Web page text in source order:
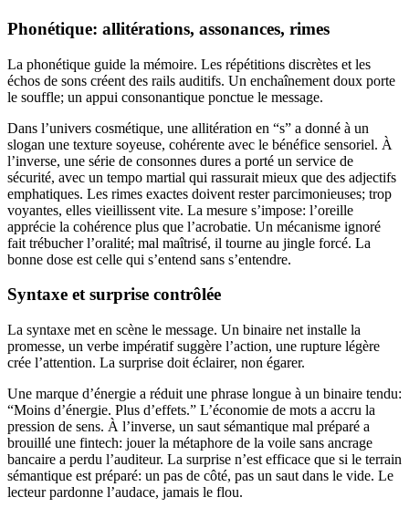
Phonétique: allitérations, assonances, rimes
La phonétique guide la mémoire. Les répétitions discrètes et les
échos de sons créent des rails auditifs. Un enchaînement doux porte
le souffle; un appui consonantique ponctue le message.
Dans l’univers cosmétique, une allitération en “s” a donné à un
slogan une texture soyeuse, cohérente avec le bénéfice sensoriel. À
l’inverse, une série de consonnes dures a porté un service de
sécurité, avec un tempo martial qui rassurait mieux que des adjectifs
emphatiques. Les rimes exactes doivent rester parcimonieuses; trop
voyantes, elles vieillissent vite. La mesure s’impose: l’oreille
apprécie la cohérence plus que l’acrobatie. Un mécanisme ignoré
fait trébucher l’oralité; mal maîtrisé, il tourne au jingle forcé. La
bonne dose est celle qui s’entend sans s’entendre.
Syntaxe et surprise contrôlée
La syntaxe met en scène le message. Un binaire net installe la
promesse, un verbe impératif suggère l’action, une rupture légère
crée l’attention. La surprise doit éclairer, non égarer.
Une marque d’énergie a réduit une phrase longue à un binaire tendu:
“Moins d’énergie. Plus d’effets.” L’économie de mots a accru la
pression de sens. À l’inverse, un saut sémantique mal préparé a
brouillé une fintech: jouer la métaphore de la voile sans ancrage
bancaire a perdu l’auditeur. La surprise n’est efficace que si le terrain
sémantique est préparé: un pas de côté, pas un saut dans le vide. Le
lecteur pardonne l’audace, jamais le flou.